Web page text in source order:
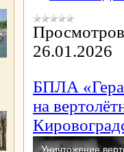
26.01.2026
БПЛА
на